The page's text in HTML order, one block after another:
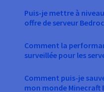
Puis-je mettre à
offre de serveur
Comment la
surveillée pour les
Comment puis-je
mon monde Minecraft